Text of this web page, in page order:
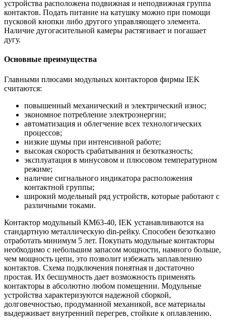
устройства расположена подвижная и неподвижная группа
контактов. Подать питание на катушку можно при помощи
пусковой кнопки либо другого управляющего элемента.
Наличие дугогасительной камеры растягивает и погашает
дугу.
Основные преимущества
Главными плюсами модульных контакторов фирмы IEK
считаются:
повышенный механический и электрический износ;
экономное потребление электроэнергии;
автоматизация и облегчение всех технологических
процессов;
низкие шумы при интенсивной работе;
высокая скорость срабатывания и безотказность;
эксплуатация в минусовом и плюсовом температурном
режиме;
наличие сигнального индикатора расположения
контактной группы;
широкий модельный ряд устройств, которые работают с
различными токами.
Контактор модульный КМ63-40, IEK устанавливаются на
стандартную металлическую din-рейку. Способен безотказно
отработать минимум 5 лет. Покупать модульные контакторы
необходимо с небольшим запасом мощности, намного больше,
чем мощность цепи, это позволит избежать заплавлению
контактов. Схема подключения понятная и достаточно
простая. Их бесшумность дает возможность применять
контакторы в абсолютно любом помещении. Модульные
устройства характеризуются надежной сборкой,
долговечностью, продуманной механикой, все материалы
выдерживает внутренний перегрев, стойкие к оплавлению.